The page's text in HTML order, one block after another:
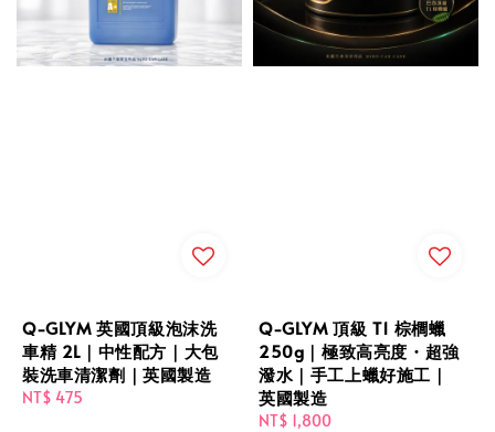
Q-GLYM 英國頂級泡沫洗
車精 2L｜中性配方｜大包
裝洗車清潔劑｜英國製造
Regular
NT$ 475
Q-GLYM 頂級 T1 棕櫚蠟
250g｜極致高亮度・超強
潑水｜手工上蠟好施工｜
英國製造
Regular
NT$ 1,800